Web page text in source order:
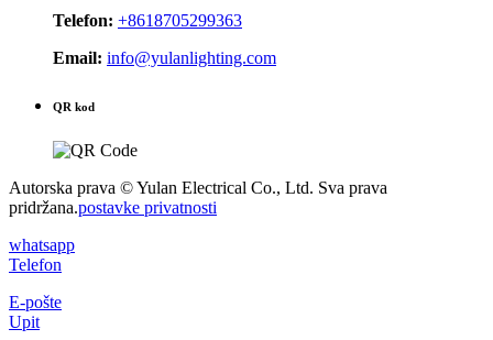
Telefon: +8618705299363
Email: info@yulanlighting.com
QR kod
Autorska prava © Yulan Electrical Co., Ltd. Sva prava
pridržana.postavke privatnosti
whatsapp
Telefon
E-pošte
Upit